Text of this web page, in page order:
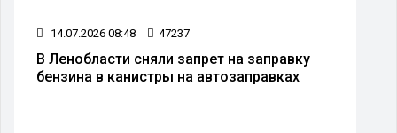
14.07.2026 08:48 47237
В Ленобласти сняли запрет на заправку
бензина в канистры на автозаправках